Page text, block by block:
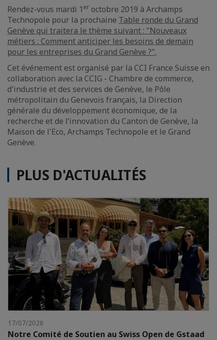
Rendez-vous mardi 1 er octobre 2019 à Archamps
Technopole pour la prochaine Table ronde du Grand
Genève qui traitera le thème suivant : "Nouveaux
métiers : Comment anticiper les besoins de demain
pour les entreprises du Grand Genève ?".
Cet événement est organisé par la CCI France Suisse en
collaboration avec la CCIG - Chambre de commerce,
d'industrie et des services de Genève, le Pôle
métropolitain du Genevois français, la Direction
générale du développement économique, de la
recherche et de l’innovation du Canton de Genève, la
Maison de l'Eco, Archamps Technopole et le Grand
Genève.
PLUS D'ACTUALITÉS
17/07/2026
Notre Comité de Soutien au Swiss Open de Gstaad